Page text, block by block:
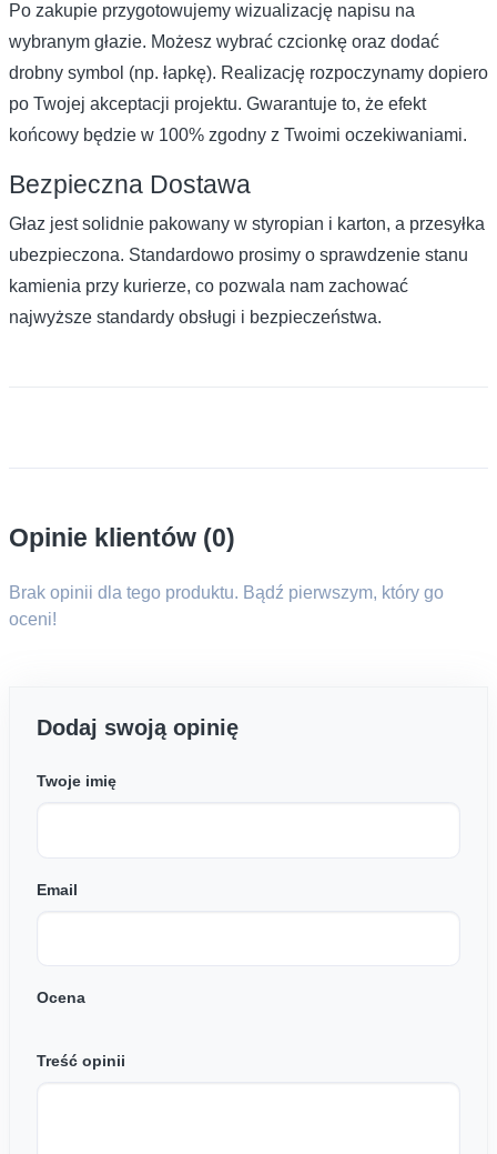
Po zakupie przygotowujemy wizualizację napisu na
wybranym głazie. Możesz wybrać czcionkę oraz dodać
drobny symbol (np. łapkę). Realizację rozpoczynamy dopiero
po Twojej akceptacji projektu. Gwarantuje to, że efekt
końcowy będzie w 100% zgodny z Twoimi oczekiwaniami.
Bezpieczna Dostawa
Głaz jest solidnie pakowany w styropian i karton, a przesyłka
ubezpieczona. Standardowo prosimy o sprawdzenie stanu
kamienia przy kurierze, co pozwala nam zachować
najwyższe standardy obsługi i bezpieczeństwa.
Opinie klientów (0)
Brak opinii dla tego produktu. Bądź pierwszym, który go
oceni!
Dodaj swoją opinię
Twoje imię
Email
Ocena
Treść opinii